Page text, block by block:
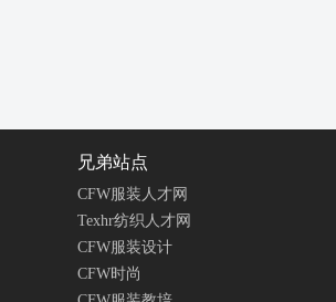
兄弟站点
CFW服装人才网
Texhr纺织人才网
CFW服装设计
CFW时尚